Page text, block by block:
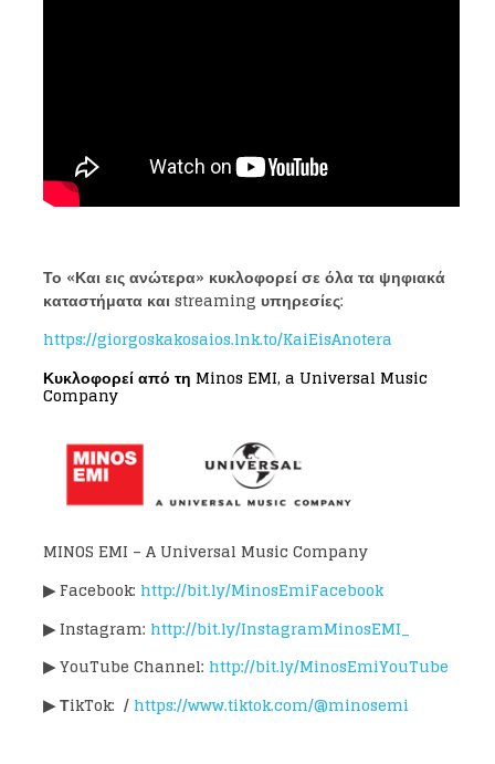
Το «Και εις ανώτερα» κυκλοφορεί σε όλα τα ψηφιακά
καταστήματα και streaming υπηρεσίες:
https://giorgoskakosaios.lnk.to/KaiEisAnotera
Κυκλοφορεί από τη Minos EMI, a Universal Music
Company
MINOS EMI – A Universal Music Company
▶ Facebook: http://bit.ly/MinosEmiFacebook
▶ Instagram: http://bit.ly/InstagramMinosEMI_
▶ YouTube Channel: http://bit.ly/MinosEmiYouTube
▶ ΤikTok: / https://www.tiktok.com/@minosemi
Loading your form, please wait...